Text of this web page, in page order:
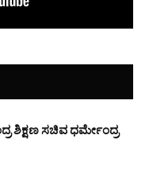
ಶಿಕ್ಷಣ ಸಚಿವ ಧರ್ಮೇಂದ್ರ